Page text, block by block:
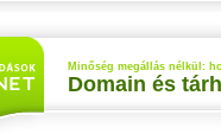
Minőség megállás nélkül:
Domain és